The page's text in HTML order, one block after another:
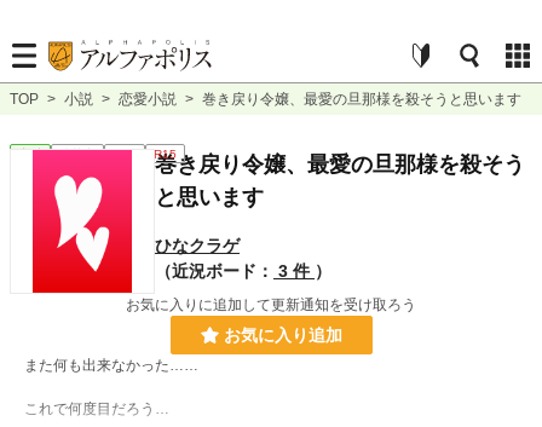
TOP > 小説 > 恋愛小説 > 巻き戻り令嬢、最愛の旦那様を殺そうと思います
恋愛 連載中 短編 R15
巻き戻り令嬢、最愛の旦那様を殺そう
と思います
ひなクラゲ
（近況ボード： 3 件 ）
お気に入りに追加して更新通知を受け取ろう
お気に入り追加
また何も出来なかった……
これで何度目だろう…